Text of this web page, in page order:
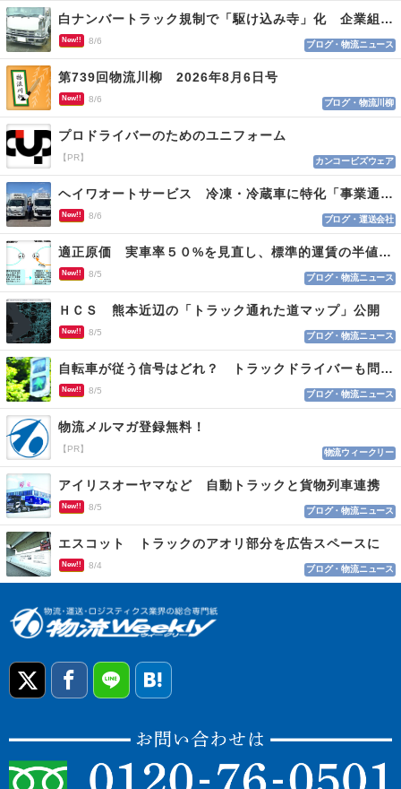
白ナンバートラック規制で「駆け込み寺」化 企業組合が入会基準を見直しへ
New!! 8/6 ブログ・物流ニュース
第739回物流川柳 2026年8月6日号
New!! 8/6 ブログ・物流川柳
プロドライバーのためのユニフォーム
【PR】 カンコービズウェア
ヘイワオートサービス 冷凍・冷蔵車に特化「事業通じ貢献目指す」
New!! 8/6 ブログ・運送会社
適正原価 実車率５０%を見直し、標準的運賃の半値の恐れも
New!! 8/5 ブログ・物流ニュース
ＨＣＳ 熊本近辺の「トラック通れた道マップ」公開
New!! 8/5 ブログ・物流ニュース
自転車が従う信号はどれ？ トラックドライバーも問われる認識
New!! 8/5 ブログ・物流ニュース
物流メルマガ登録無料！
【PR】 物流ウィークリー
アイリスオーヤマなど 自動トラックと貨物列車連携
New!! 8/5 ブログ・物流ニュース
エスコット トラックのアオリ部分を広告スペースに
New!! 8/4 ブログ・物流ニュース